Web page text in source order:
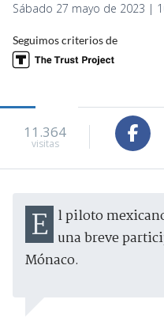
Sábado 27 mayo de 2023 |
Seguimos criterios de
11.364
visitas
El piloto mexicano Sergio Checo Pérez tuvo una breve
Mónaco.